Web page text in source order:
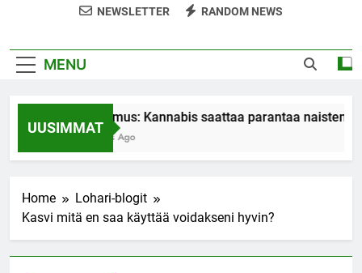
NEWSLETTER RANDOM NEWS
MENU
UUSIMMAT
Tutkimus: Kannabis saattaa parantaa naisten
7 Years Ago
Home
Lohari-blogit
Kasvi mitä en saa käyttää voidakseni hyvin?